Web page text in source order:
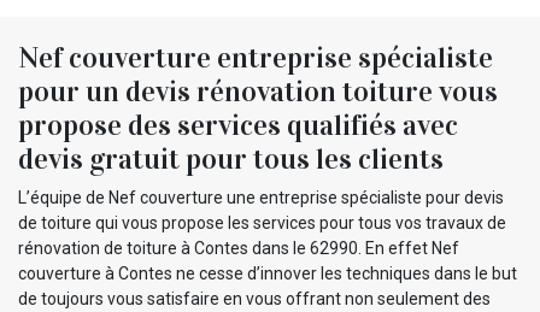
Nef couverture entreprise spécialiste
pour un devis rénovation toiture vous
propose des services qualifiés avec
devis gratuit pour tous les clients
L’équipe de Nef couverture une entreprise spécialiste pour devis
de toiture qui vous propose les services pour tous vos travaux de
rénovation de toiture à Contes dans le 62990. En effet Nef
couverture à Contes ne cesse d’innover les techniques dans le but
de toujours vous satisfaire en vous offrant non seulement des